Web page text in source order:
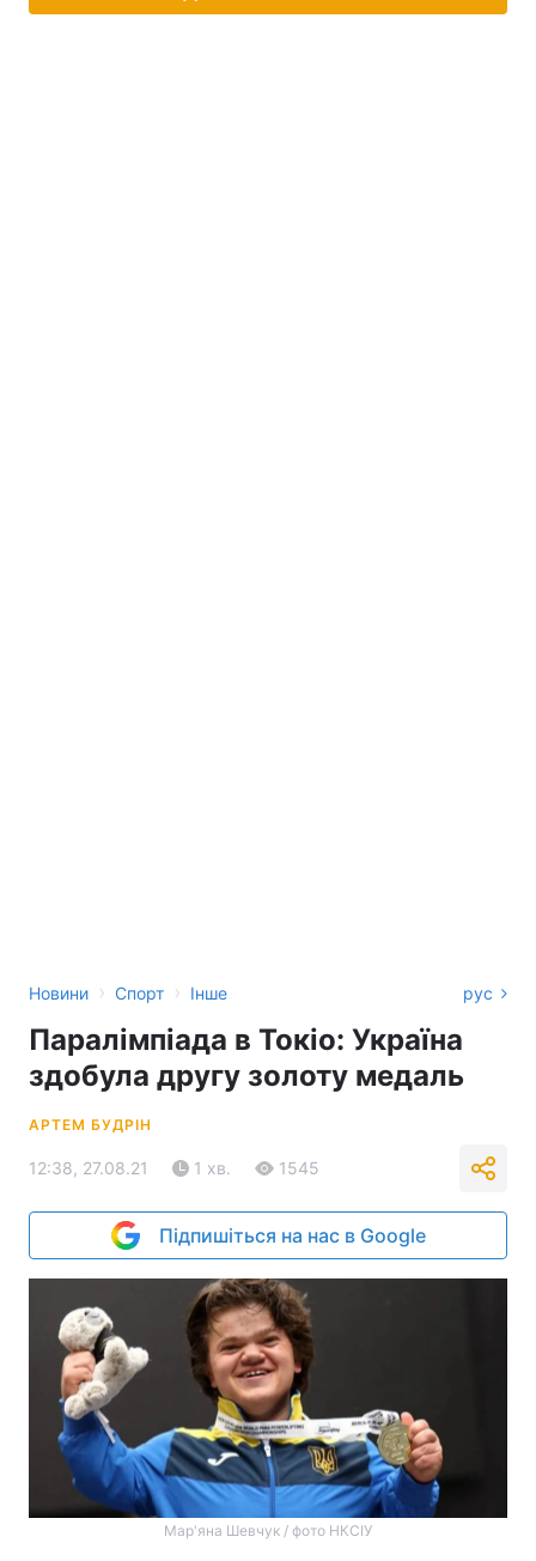
Новини › Спорт › Інше рус
Паралімпіада в Токіо: Україна
здобула другу золоту медаль
АРТЕМ БУДРІН
12:38, 27.08.21 1 хв. 1545
Підпишіться на нас в Google
Мар'яна Шевчук / фото НКСІУ